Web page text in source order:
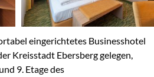
eingerichtetes Businesshotel
Kreisstadt Ebersberg gelegen,
9. Etage des